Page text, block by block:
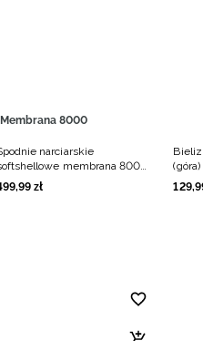
Membrana 8000
narciarskie
membrana 8000
męskie - czarne
,99 zł
129,